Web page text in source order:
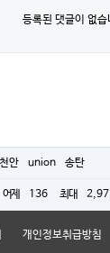
등록된 댓글이 없습
천안 union 송탄
어제 136 최대
개인정보취급방침